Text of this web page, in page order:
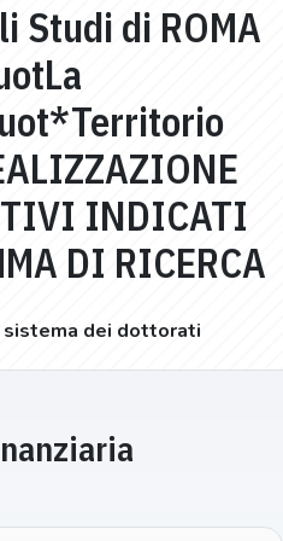
Studi di ROMA
INDICATI
DI RICERCA
sistema dei dottorati